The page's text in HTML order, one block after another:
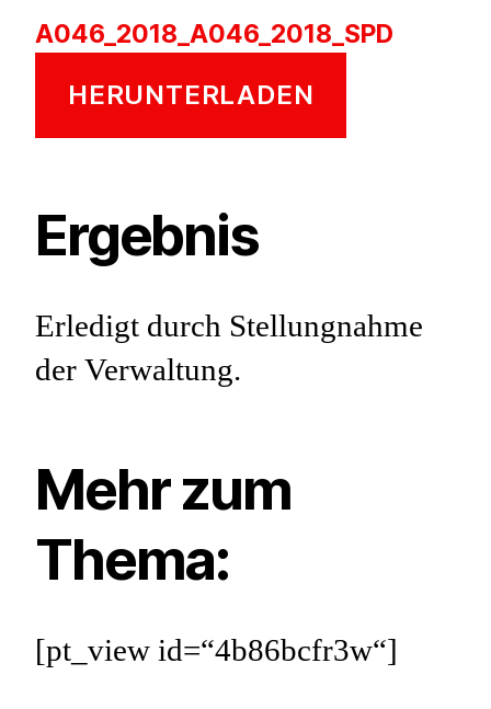
A046_2018_A046_2018_SPD
HERUNTERLADEN
Ergebnis
Erledigt durch Stellungnahme
der Verwaltung.
Mehr zum
Thema:
[pt_view id=“4b86bcfr3w“]